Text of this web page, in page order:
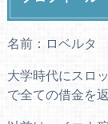
名前：ロベルタ
大学時代にスロ
で全ての借金を